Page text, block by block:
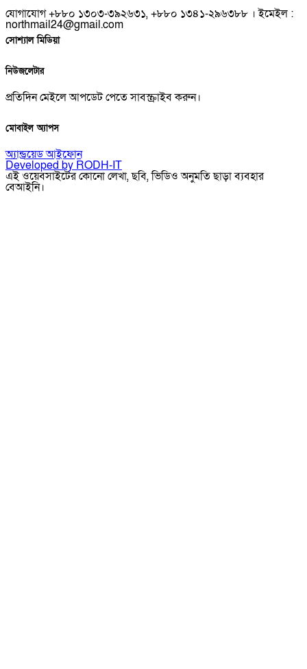
যোগাযোগ +৮৮০ ১৩০৩-৩৯২৬৩১, +৮৮০ ১৩৪১-২৯৬৩৮৮ । ইমেইল :
northmail24@gmail.com
সোশ্যাল মিডিয়া
নিউজলেটার
প্রতিদিন মেইলে আপডেট পেতে সাবস্ক্রাইব করুন।
মোবাইল অ্যাপস
অ্যান্ড্রয়েডআইফোন
Developed by RODH-IT
এই ওয়েবসাইটের কোনো লেখা, ছবি, ভিডিও অনুমতি ছাড়া ব্যবহার
বেআইনি।